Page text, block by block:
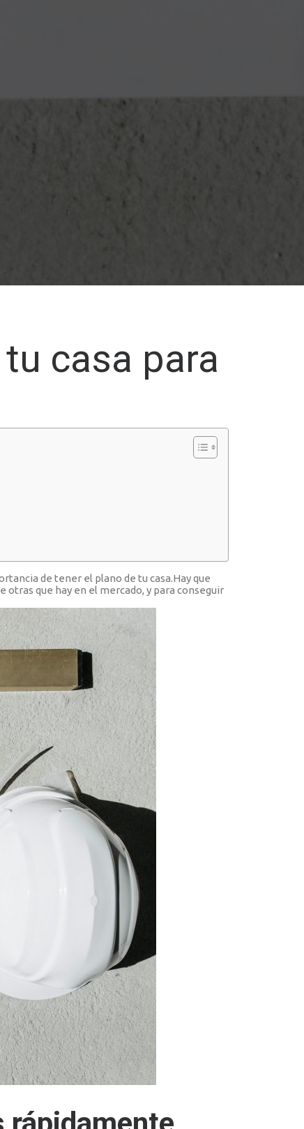
casa para
de tener el plano de tu casa.Hay que
que hay en el mercado, y para conseguir